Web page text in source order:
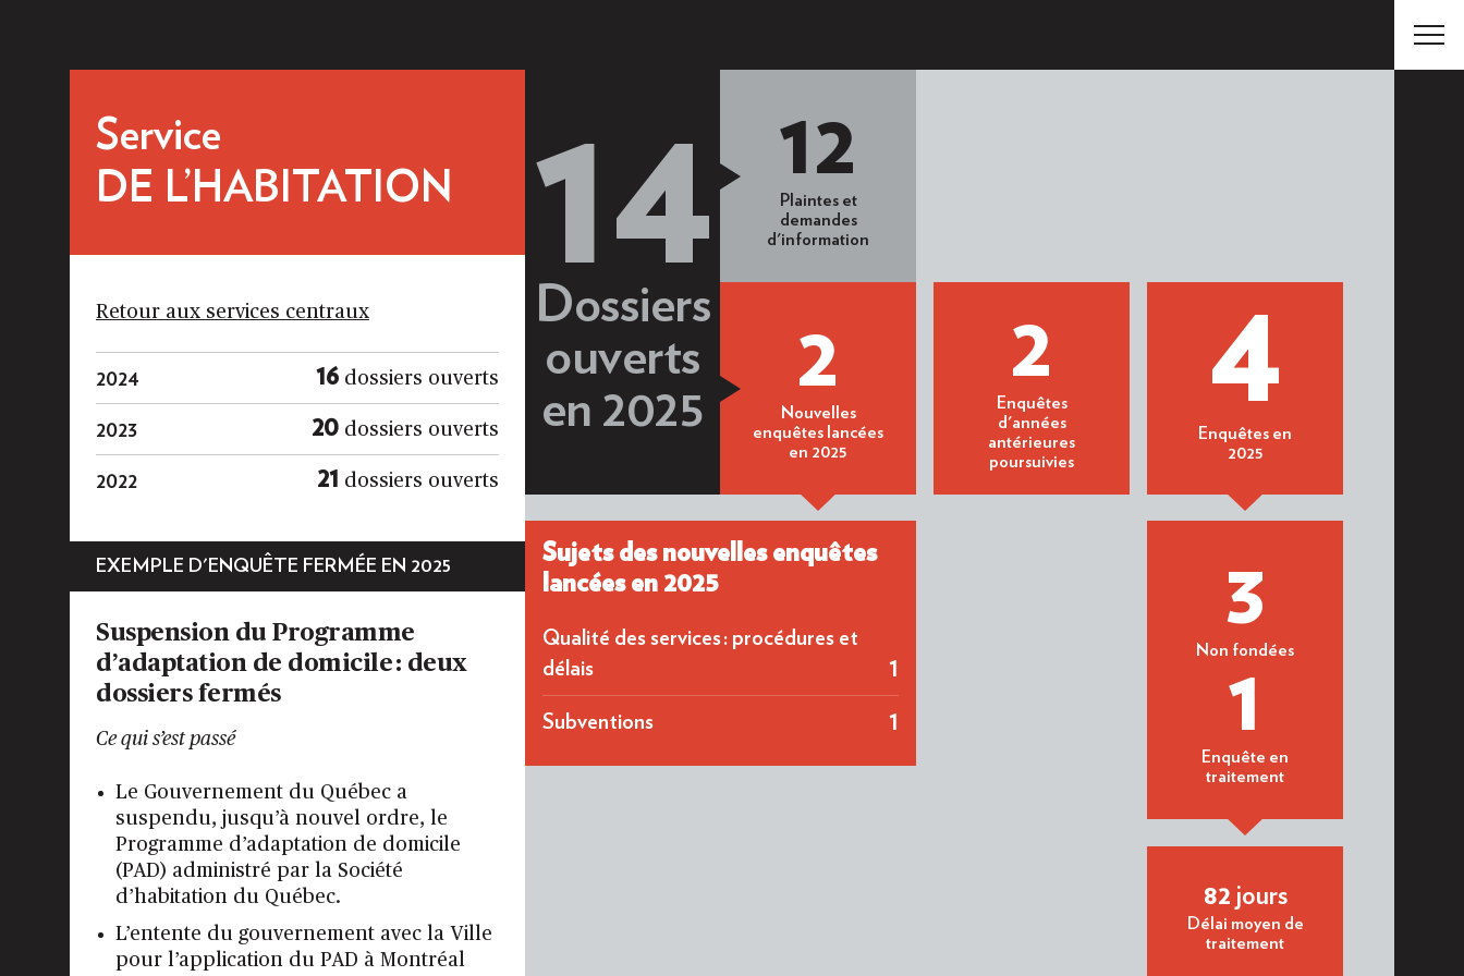
Service
DE L’HABITATION
Retour aux services centraux
2024 16 dossiers ouverts
2023 20 dossiers ouverts
2022 21 dossiers ouverts
EXEMPLE D'ENQUÊTE FERMÉE EN 2025
Suspension du Programme
d’adaptation de domicile : deux
dossiers fermés
Ce qui s’est passé
Le Gouvernement du Québec a
suspendu, jusqu’à nouvel ordre, le
Programme d’adaptation de domicile
(PAD) administré par la Société
d’habitation du Québec.
L’entente du gouvernement avec la Ville
pour l’application du PAD à Montréal
14
Dossiers
ouverts
en 2025
12
Plaintes et
demandes
d'information
2
Nouvelles
enquêtes lancées
en 2025
Sujets des nouvelles enquêtes
lancées en 2025
Qualité des services : procédures et
délais
1
Subventions 1
2
Enquêtes
d'années
antérieures
poursuivies
4
Enquêtes en
2025
3
Non fondées
1
Enquête en
traitement
82 jours
Délai moyen de
traitement